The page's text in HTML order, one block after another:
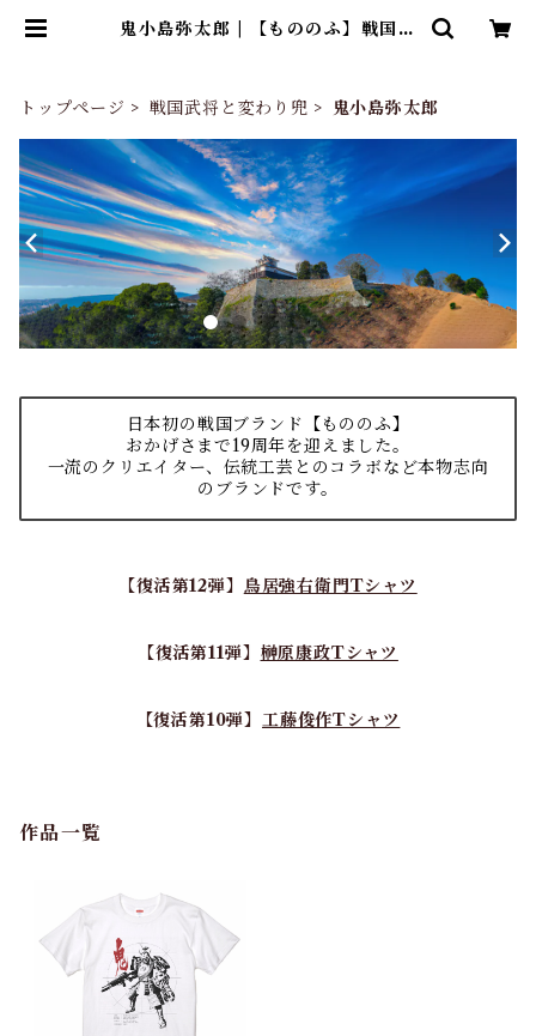
鬼小島弥太郎 | 【もののふ】戦国武
トップページ
戦国武将と変わり兜 鬼小島弥太郎
日本初の戦国ブランド【もののふ】
おかげさまで19周年を迎えました。
一流のクリエイター、伝統工芸とのコラボなど本物志向
のブランドです。
【復活第12弾】 鳥居強右衛門Tシャツ
【復活第11弾】 榊原康政Tシャツ
【復活第10弾】 工藤俊作Tシャツ
作品一覧